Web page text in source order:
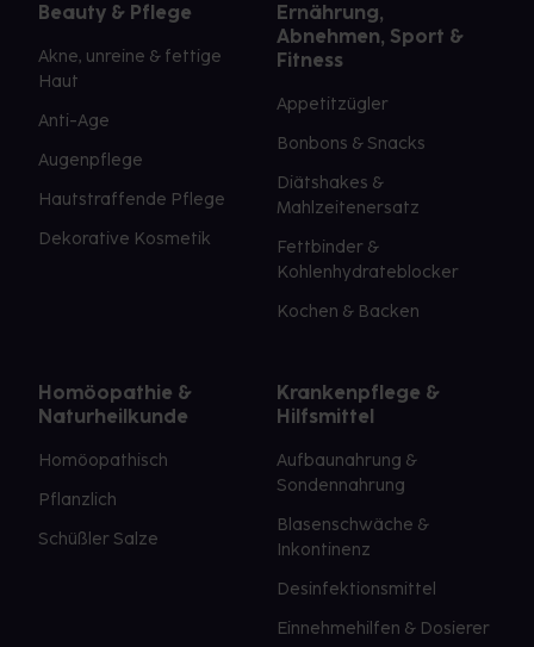
Beauty & Pflege
Akne, unreine & fettige
Haut
Anti-Age
Augenpflege
Hautstraffende Pflege
Dekorative Kosmetik
Ernährung,
Abnehmen, Sport &
Fitness
Appetitzügler
Bonbons & Snacks
Diätshakes &
Mahlzeitenersatz
Fettbinder &
Kohlenhydrateblocker
Kochen & Backen
Homöopathie &
Naturheilkunde
Homöopathisch
Pflanzlich
Schüßler Salze
Krankenpflege &
Hilfsmittel
Aufbaunahrung &
Sondennahrung
Blasenschwäche &
Inkontinenz
Desinfektionsmittel
Einnehmehilfen & Dosierer